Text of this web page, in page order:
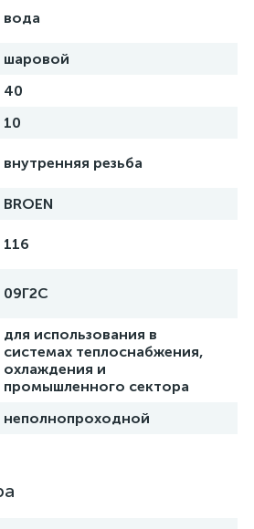
вода
шаровой
40
10
внутренняя резьба
BROEN
116
09Г2С
для использования в
системах теплоснабжения,
охлаждения и
промышленного сектора
неполнопроходной